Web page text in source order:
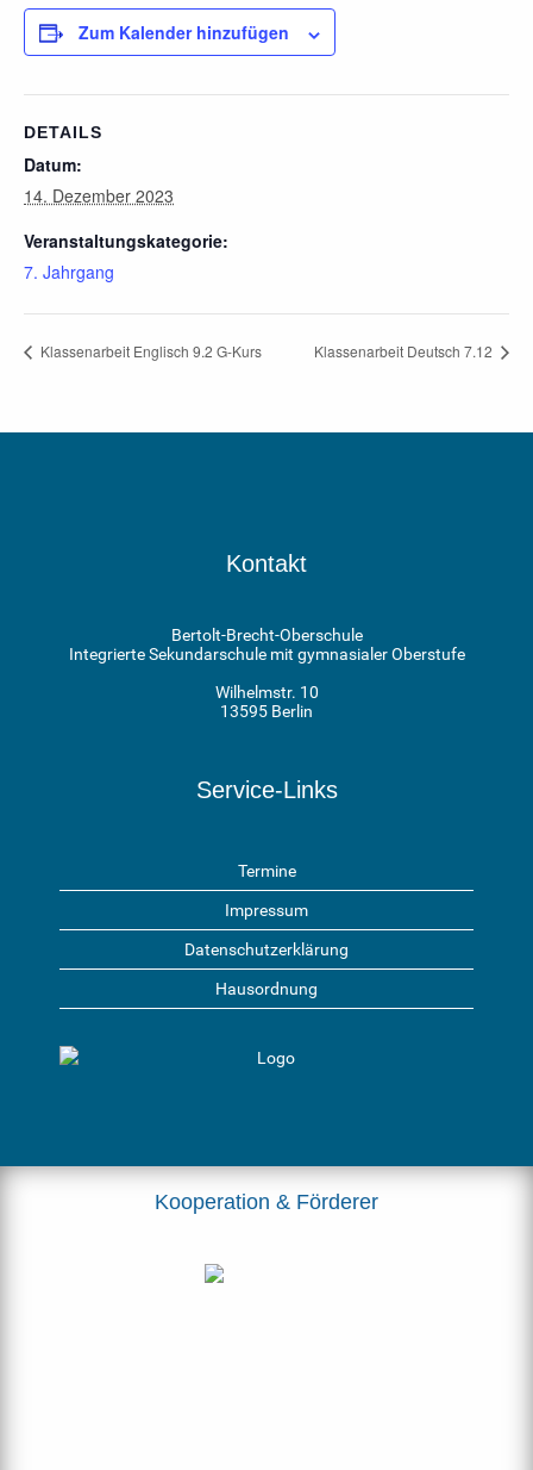
Zum Kalender hinzufügen
DETAILS
Datum:
14. Dezember 2023
Veranstaltungskategorie:
7. Jahrgang
Klassenarbeit Englisch 9.2 G-Kurs Klassenarbeit Deutsch 7.12
Kontakt
Bertolt-Brecht-Oberschule
Integrierte Sekundarschule mit gymnasialer Oberstufe
Wilhelmstr. 10
13595 Berlin
Service-Links
Termine
Impressum
Datenschutzerklärung
Hausordnung
Kooperation & Förderer